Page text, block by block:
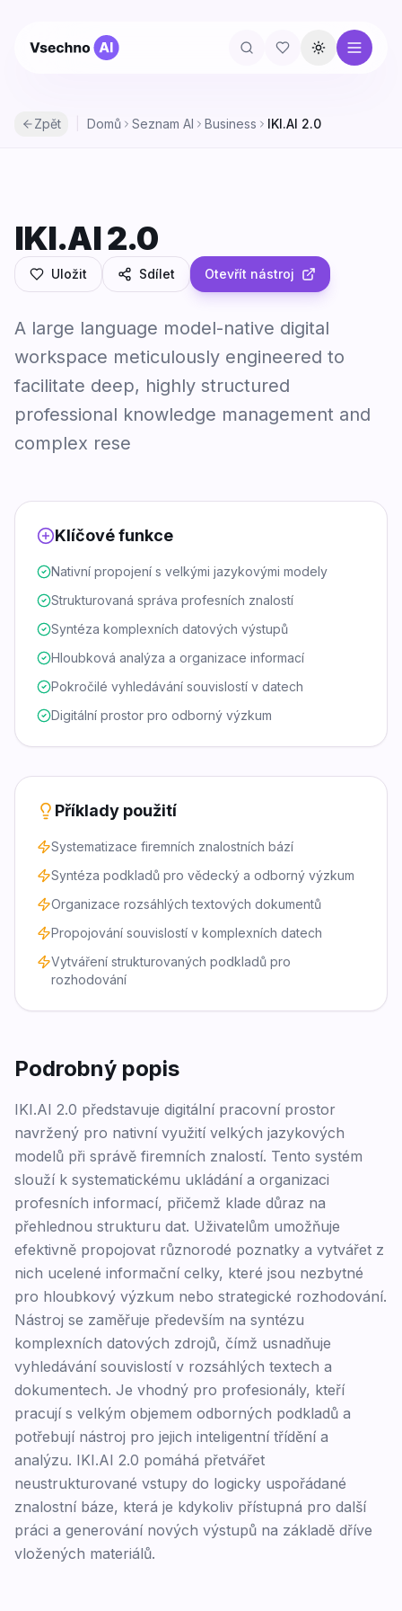
Přepnout
Zpět Domů Seznam AI Business IKI.AI 2.0
IKI.AI 2.0
Uložit Sdílet Otevřít nástroj
A large language model-native digital
workspace meticulously engineered to
facilitate deep, highly structured
professional knowledge management and
complex rese
Klíčové funkce
Nativní propojení s velkými jazykovými modely
Strukturovaná správa profesních znalostí
Syntéza komplexních datových výstupů
Hloubková analýza a organizace informací
Pokročilé vyhledávání souvislostí v datech
Digitální prostor pro odborný výzkum
Příklady použití
Systematizace firemních znalostních bází
Syntéza podkladů pro vědecký a odborný výzkum
Organizace rozsáhlých textových dokumentů
Propojování souvislostí v komplexních datech
Vytváření strukturovaných podkladů pro
rozhodování
Podrobný popis
IKI.AI 2.0 představuje digitální pracovní prostor
navržený pro nativní využití velkých jazykových
modelů při správě firemních znalostí. Tento systém
slouží k systematickému ukládání a organizaci
profesních informací, přičemž klade důraz na
přehlednou strukturu dat. Uživatelům umožňuje
efektivně propojovat různorodé poznatky a vytvářet z
nich ucelené informační celky, které jsou nezbytné
pro hloubkový výzkum nebo strategické rozhodování.
Nástroj se zaměřuje především na syntézu
komplexních datových zdrojů, čímž usnadňuje
vyhledávání souvislostí v rozsáhlých textech a
dokumentech. Je vhodný pro profesionály, kteří
pracují s velkým objemem odborných podkladů a
potřebují nástroj pro jejich inteligentní třídění a
analýzu. IKI.AI 2.0 pomáhá přetvářet
neustrukturované vstupy do logicky uspořádané
znalostní báze, která je kdykoliv přístupná pro další
práci a generování nových výstupů na základě dříve
vložených materiálů.